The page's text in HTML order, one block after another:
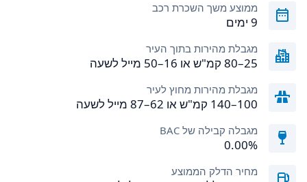
ממוצע משך השכרת רכב
9 ימים
מגבלת מהירות בתוך העיר
25–80 קמ"ש או 16–50 מייל לשעה
מגבלת מהירות מחוץ לעיר
100–140 קמ"ש או 62–87 מייל לשעה
מגבלה קבילה של BAC
0.00%
מחיר הדלק הממוצע